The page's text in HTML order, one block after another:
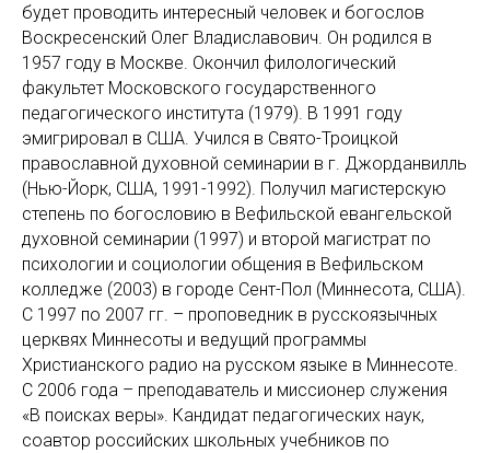
будет проводить интересный человек и богослов
Воскресенский Олег Владиславович. Он родился в
1957 году в Москве. Окончил филологический
факультет Московского государственного
педагогического института (1979). В 1991 году
эмигрировал в США. Учился в Свято-Троицкой
православной духовной семинарии в г. Джорданвилль
(Нью-Йорк, США, 1991-1992). Получил магистерскую
степень по богословию в Вефильской евангельской
духовной семинарии (1997) и второй магистрат по
психологии и социологии общения в Вефильском
колледже (2003) в городе Сент-Пол (Миннесота, США).
С 1997 по 2007 гг. – проповедник в русскоязычных
церквях Миннесоты и ведущий программы
Христианского радио на русском языке в Миннесоте.
С 2006 года – преподаватель и миссионер служения
«В поисках веры». Кандидат педагогических наук,
соавтор российских школьных учебников по